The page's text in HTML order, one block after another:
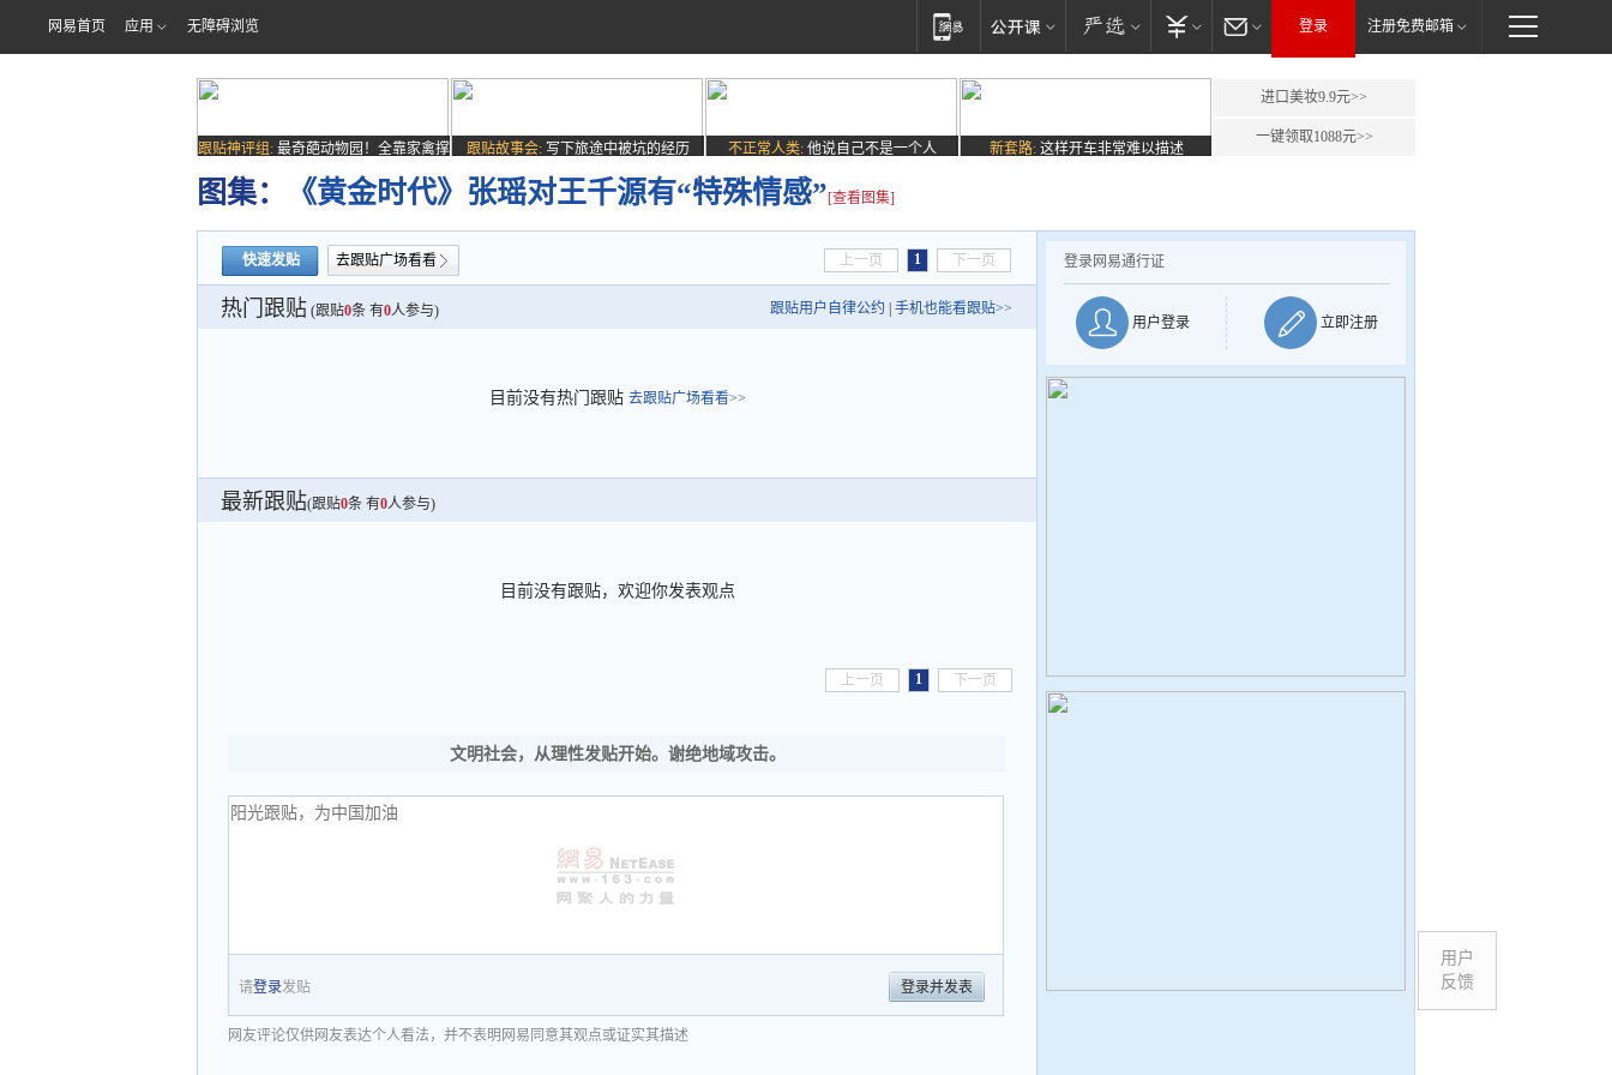
网易首页 应用 无障碍浏览 登录 注册免费邮箱
跟贴神评组: 最奇葩动物园！全靠家禽撑
场子
跟贴故事会: 写下旅途中被坑的经历 不正常人类: 他说自己不是一个人 新套路: 这样开车非常难以描述
进口美妆9.9元>>
一键领取1088元>>
图集： 《黄金时代》张瑶对王千源有“特殊情感”[查看图集]
快速发贴 去跟贴广场看看 上一页 1 下一页
热门跟贴 (跟贴0条 有0人参与) 跟贴用户自律公约 手机也能看跟贴>>
目前没有热门跟贴 去跟贴广场看看>>
最新跟贴(跟贴0条 有0人参与)
目前没有跟贴，欢迎你发表观点
上一页 1 下一页
文明社会，从理性发贴开始。谢绝地域攻击。
请登录发贴 登录并发表
网友评论仅供网友表达个人看法，并不表明网易同意其观点或证实其描述
登录网易通行证
用户登录 立即注册
用户
反馈